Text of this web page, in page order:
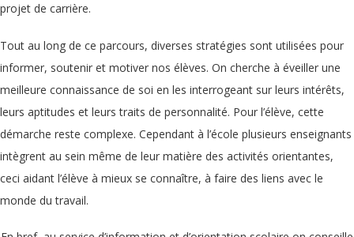
projet de carrière.
Tout au long de ce parcours, diverses stratégies sont utilisées pour
informer, soutenir et motiver nos élèves. On cherche à éveiller une
meilleure connaissance de soi en les interrogeant sur leurs intérêts,
leurs aptitudes et leurs traits de personnalité. Pour l’élève, cette
démarche reste complexe. Cependant à l’école plusieurs enseignants
intègrent au sein même de leur matière des activités orientantes,
ceci aidant l’élève à mieux se connaître, à faire des liens avec le
monde du travail.